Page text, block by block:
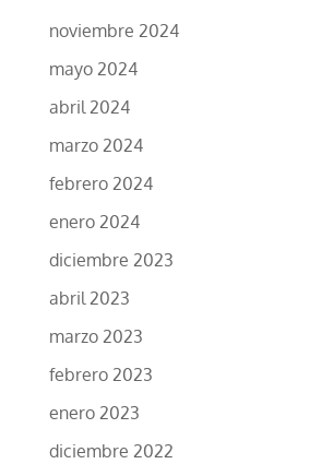
noviembre 2024
mayo 2024
abril 2024
marzo 2024
febrero 2024
enero 2024
diciembre 2023
abril 2023
marzo 2023
febrero 2023
enero 2023
diciembre 2022